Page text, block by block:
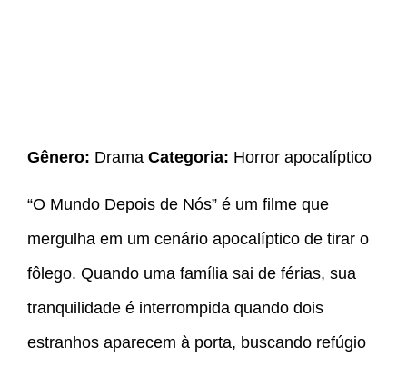
Gênero: Drama Categoria: Horror apocalíptico
“O Mundo Depois de Nós” é um filme que
mergulha em um cenário apocalíptico de tirar o
fôlego. Quando uma família sai de férias, sua
tranquilidade é interrompida quando dois
estranhos aparecem à porta, buscando refúgio